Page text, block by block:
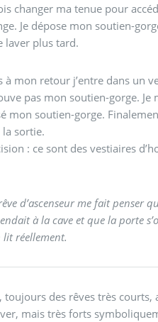
changer ma tenue pour
Je dépose mon soutien-
laver plus tard.
à mon retour j’entre dans un
pas mon soutien-gorge. Je
mon soutien-gorge.
la sortie.
: ce sont des vestiaires
d’ascenseur me fait penser
à la cave et que la porte
lit réellement.
toujours des rêves très courts,
mais très forts